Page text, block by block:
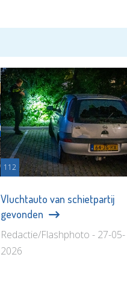
112
Vluchtauto van schietpartij
gevonden
Redactie/Flashphoto - 27-05-
2026